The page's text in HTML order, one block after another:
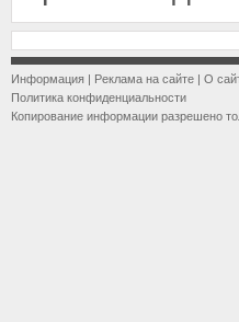
Информация | Реклама на сайте | О
Политика конфиденциальности
Копирование информации разрешено